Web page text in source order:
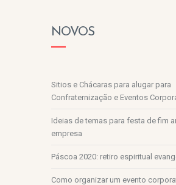
NOVOS
Sitios e Chácaras para alugar para
Confraternização e Eventos
Ideias de temas para festa de fim
empresa
Páscoa 2020: retiro espiritual
Como organizar um evento